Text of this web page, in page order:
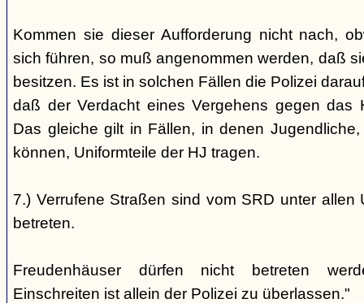
Kommen sie dieser Aufforderung nicht nach,
sich führen, so muß angenommen werden, daß
besitzen. Es ist in solchen Fällen die Polizei
daß der Verdacht eines Vergehens gegen das
Das gleiche gilt in Fällen, in denen
können, Uniformteile der HJ tragen.
7.) Verrufene Straßen sind vom SRD unter allen
betreten.
Freudenhäuser dürfen nicht betreten
Einschreiten ist allein der Polizei zu überlassen."